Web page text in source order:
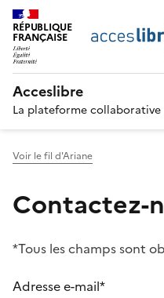
RÉPUBLIQUE
FRANÇAISE
Acceslibre
La plateforme collaborative
Voir le fil d'Ariane
Contactez-
*Tous les champs sont
Adresse e-mail*